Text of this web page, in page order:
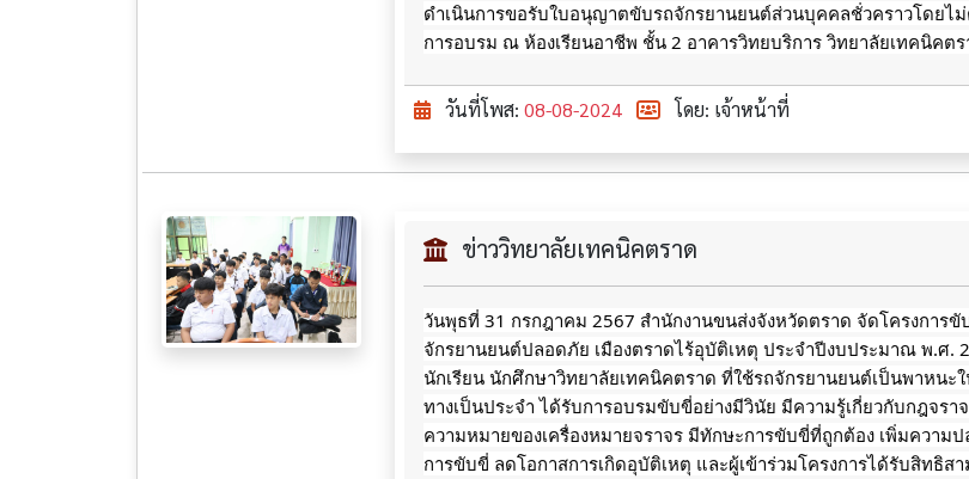
ดำเนินการขอรับใบอนุญาตขับรถจักรยานยนต์ส่วนบุคคลชั่วคราวโดยไม่
การอบรม ณ ห้องเรียนอาชีพ ชั้น 2 อาคารวิทยบริการ วิทยาลัยเทคนิคตร
วันที่โพส:08-08-2024 โดย: เจ้าหน้าที่
ข่าววิทยาลัยเทคนิคตราด
วันพุธที่ 31 กรกฎาคม 2567 สำนักงานขนส่งจังหวัดตราด จัดโครงการขั
จักรยานยนต์ปลอดภัย เมืองตราดไร้อุบัติเหตุ ประจำปีงบประมาณ พ.ศ.
นักเรียน นักศึกษาวิทยาลัยเทคนิคตราด ที่ใช้รถจักรยานยนต์เป็นพาหนะใ
ทางเป็นประจำ ได้รับการอบรมขับขี่อย่างมีวินัย มีความรู้เกี่ยวกับกฎจราจ
ความหมายของเครื่องหมายจราจร มีทักษะการขับขี่ที่ถูกต้อง เพิ่มความ
การขับขี่ ลดโอกาสการเกิดอุบัติเหตุ และผู้เข้าร่วมโครงการได้รับสิทธิสา